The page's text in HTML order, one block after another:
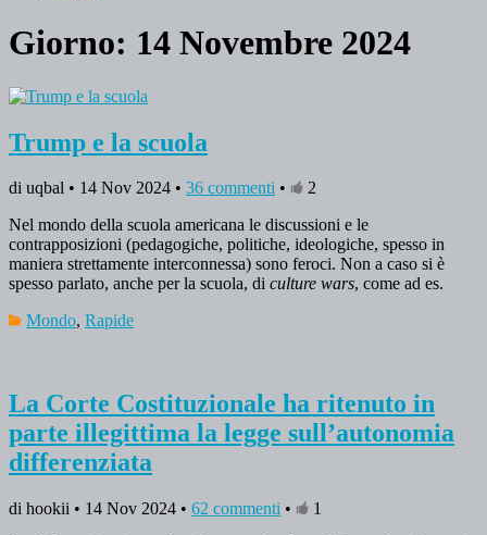
Giorno: 14 Novembre 2024
Trump e la scuola
di uqbal • 14 Nov 2024 • 36 commenti •
2
Nel mondo della scuola americana le discussioni e le
contrapposizioni (pedagogiche, politiche, ideologiche, spesso in
maniera strettamente interconnessa) sono feroci. Non a caso si è
spesso parlato, anche per la scuola, di culture wars, come ad es.
Mondo, Rapide
La Corte Costituzionale ha ritenuto in
parte illegittima la legge sull’autonomia
differenziata
di hookii • 14 Nov 2024 • 62 commenti •
1